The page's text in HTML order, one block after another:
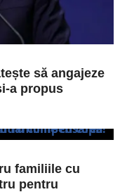
să angajeze
a propus
fi valabile
familiile cu
pentru